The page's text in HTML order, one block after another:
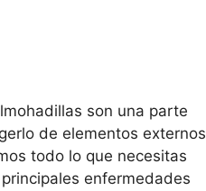
son una parte
de elementos externos
todo lo que necesitas
enfermedades